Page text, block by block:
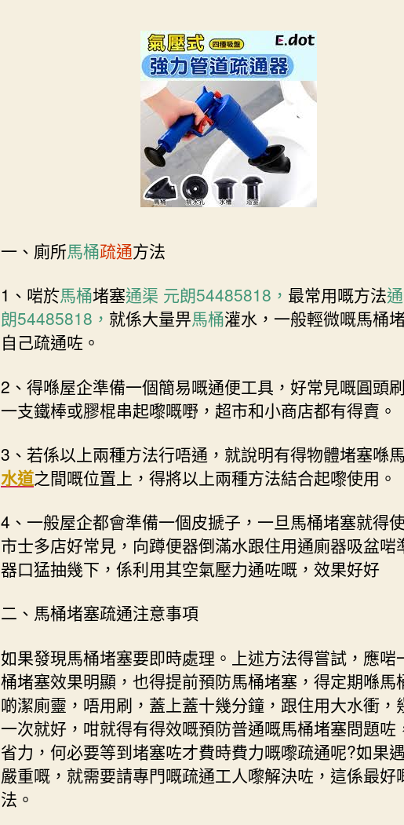
一、廁所馬桶疏通方法
1、啱於馬桶堵塞通渠 元朗54485818， 最常用嘅方法
朗54485818， 就係大量畀馬桶灌水，一般輕微嘅馬桶
自己疏通咗。
2、得喺屋企準備一個簡易嘅通便工具，好常見嘅圓頭
一支鐵棒或膠棍串起嚟嘅嘢，超市和小商店都有得賣。
3、若係以上兩種方法行唔通，就說明有得物體堵塞喺
水道之間嘅位置上，得將以上兩種方法結合起嚟使用。
4、一般屋企都會準備一個皮搋子，一旦馬桶堵塞就得
市士多店好常見，向蹲便器倒滿水跟住用通廁器吸盆啱
器口猛抽幾下，係利用其空氣壓力通咗嘅，效果好好
二、馬桶堵塞疏通注意事項
如果發現馬桶堵塞要即時處理。上述方法得嘗試，應啱
桶堵塞效果明顯，也得提前預防馬桶堵塞，得定期喺馬
啲潔廁靈，唔用刷，蓋上蓋十幾分鐘，跟住用大水衝，
一次就好，咁就得有得效嘅預防普通嘅馬桶堵塞問題咗
省力，何必要等到堵塞咗才費時費力嘅嚟疏通呢?如果
嚴重嘅，就需要請專門嘅疏通工人嚟解決咗，這係最好
法。